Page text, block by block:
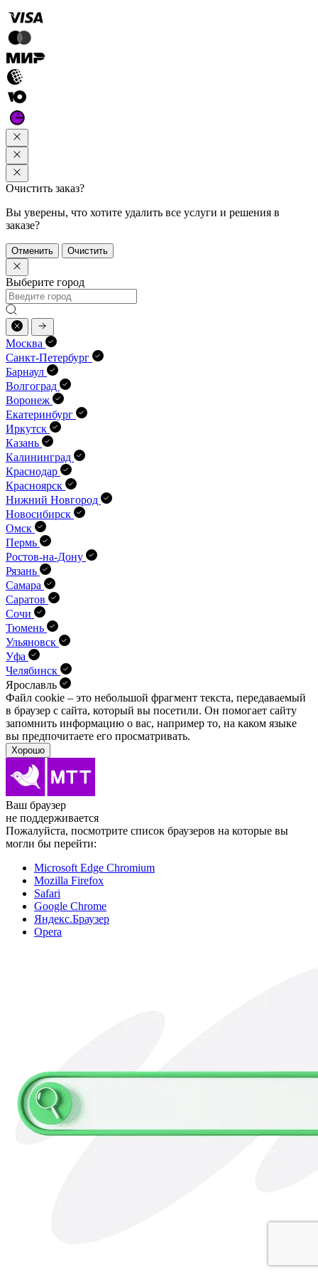
Очистить заказ?
Вы уверены, что хотите удалить все услуги и решения в
заказе?
Отменить Очистить
Выберите город
Москва
Санкт-Петербург
Барнаул
Волгоград
Воронеж
Екатеринбург
Иркутск
Казань
Калининград
Краснодар
Красноярск
Нижний Новгород
Новосибирск
Омск
Пермь
Ростов-на-Дону
Рязань
Самара
Саратов
Сочи
Тюмень
Ульяновск
Уфа
Челябинск
Ярославль
Файл cookie – это небольшой фрагмент текста, передава­емый
в браузер с сайта, который вы посетили. Он помо­гает сайту
запомнить информацию о вас, например то, на каком языке
вы предпочитаете его просматривать.
Хорошо
Ваш браузер
не поддерживается
Пожалуйста, посмотрите список браузеров на которые вы
могли бы перейти:
Microsoft Edge Chromium
Mozilla Firefox
Safari
Google Chrome
Яндекс.Браузер
Opera